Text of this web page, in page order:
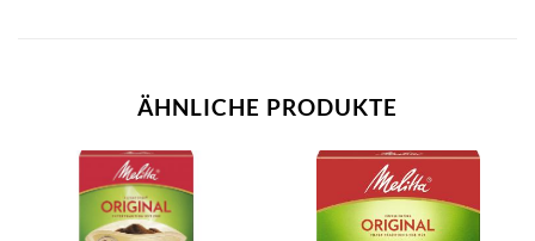
ÄHNLICHE PRODUKTE